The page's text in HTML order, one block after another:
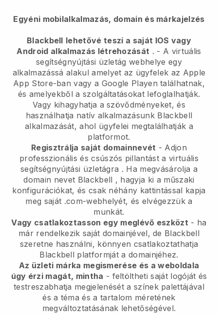
Egyéni mobilalkalmazás, domain és márkajelzés
Blackbell lehetővé teszi a saját IOS vagy
Android alkalmazás létrehozását . - A virtuális
segítségnyújtási üzletág webhelye egy
alkalmazássá alakul amelyet az ügyfelek az Apple
App Store-ban vagy a Google Playen találhatnak,
és amelyekből a szolgáltatásokat lefoglalhatják.
Vagy kihagyhatja a szövődményeket, és
használhatja natív alkalmazásunk Blackbell
alkalmazását, ahol ügyfelei megtalálhatják a
platformot.
Regisztrálja saját domainnevét - Adjon
professzionális és csúszós pillantást a virtuális
segítségnyújtási üzletágra . Ha megvásárolja a
domain nevet Blackbell , hagyja ki a műszaki
konfigurációkat, és csak néhány kattintással kapja
meg saját .com-webhelyét, és elvégezzük a
munkát.
Vagy csatlakoztasson egy meglévő eszközt - ha
már rendelkezik saját domainjével, de Blackbell
szeretne használni, könnyen csatlakoztathatja
Blackbell platformját a domainjéhez.
Az üzleti márka megismerése és a weboldala
úgy érzi magát, mintha - feltöltheti saját logóját és
testreszabhatja megjelenését a színek palettájával
és a téma és a tartalom méretének
megváltoztatásának lehetőségével.